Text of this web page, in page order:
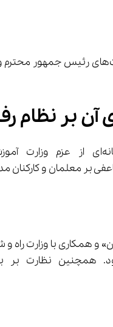
امید است با توکل و استعانت از خداوند متعال به پیروی از
بر نظام
تأمین مسکن، فشار مضاعفی بر
و همکاری با وزارت